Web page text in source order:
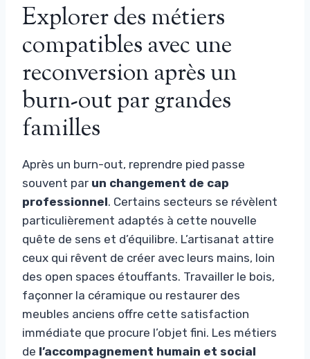
Explorer des métiers
compatibles avec une
reconversion après un
burn-out par grandes
familles
Après un burn-out, reprendre pied passe
souvent par un changement de cap
professionnel. Certains secteurs se révèlent
particulièrement adaptés à cette nouvelle
quête de sens et d’équilibre. L’artisanat attire
ceux qui rêvent de créer avec leurs mains, loin
des open spaces étouffants. Travailler le bois,
façonner la céramique ou restaurer des
meubles anciens offre cette satisfaction
immédiate que procure l’objet fini. Les métiers
de l’accompagnement humain et social